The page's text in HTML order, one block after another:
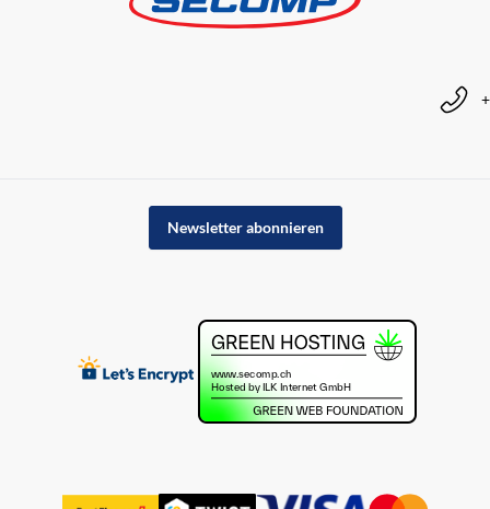
Newsletter abonnieren